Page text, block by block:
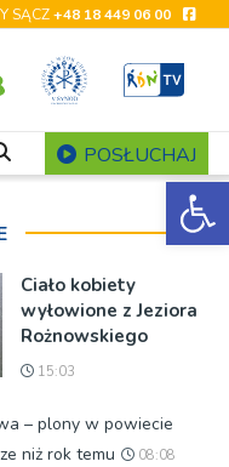
SĄCZ+48 18 449 06 00
POSŁUCHAJ
Ciało kobiety
wyłowione z Jeziora
Rożnowskiego
15:03
– plony w powiecie
niż rok temu
08:08